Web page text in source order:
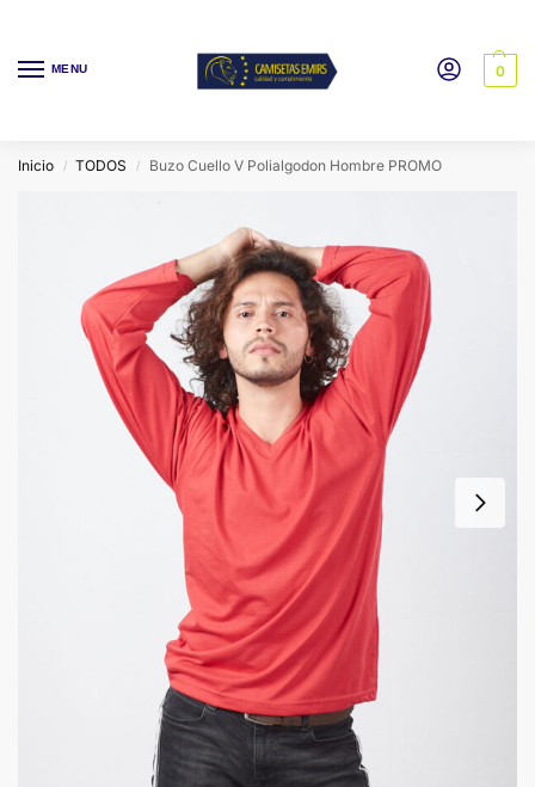
MENU 0
Inicio / TODOS / Buzo Cuello V Polialgodon Hombre PROMO